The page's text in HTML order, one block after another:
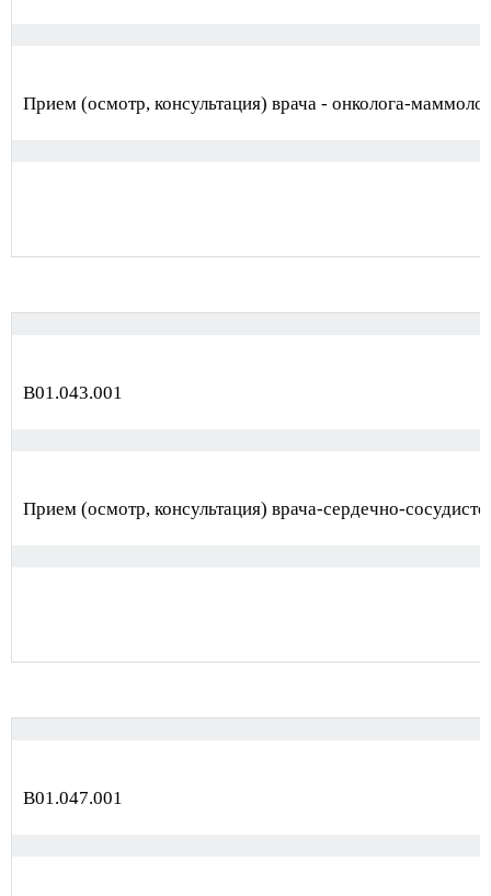
Прием (осмотр, консультация) врача - онколога-
B01.043.001
Прием (осмотр, консультация) врача-сердечно-
В01.047.001